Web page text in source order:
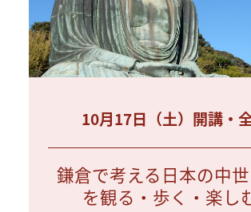
10月17日（土）開講・
鎌倉で考える日本の中
を観る・歩く・楽し